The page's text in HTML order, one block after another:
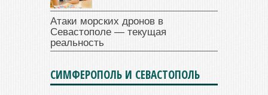
Атаки морских дронов в
Севастополе — текущая
реальность
СИМФЕРОПОЛЬ И СЕВАСТОПОЛЬ